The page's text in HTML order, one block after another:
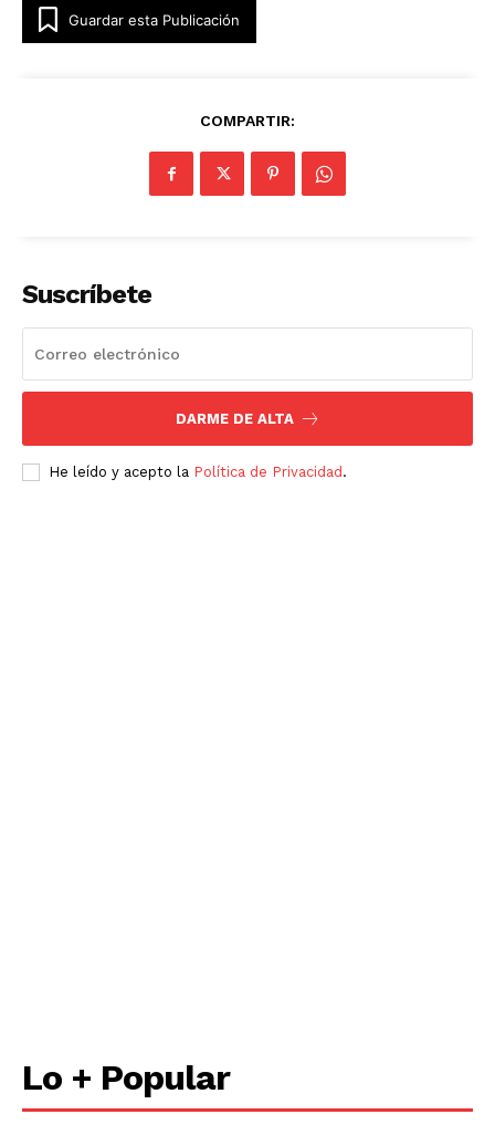
Guardar esta Publicación
COMPARTIR:
Suscríbete
DARME DE ALTA
He leído y acepto la Política de Privacidad .
Lo + Popular